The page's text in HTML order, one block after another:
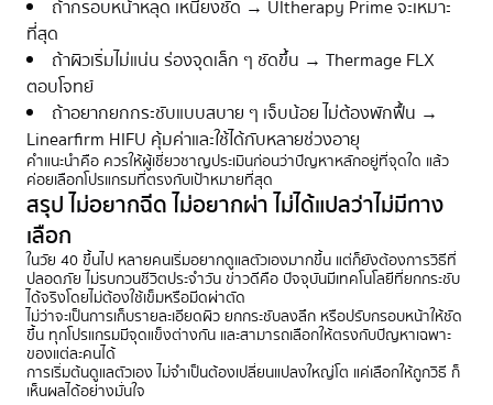
ถ้ากรอบหน้าหลุด เหนียงชัด → Ultherapy Prime จะเหมาะ
ที่สุด
ถ้าผิวเริ่มไม่แน่น ร่องจุดเล็ก ๆ ชัดขึ้น → Thermage FLX
ตอบโจทย์
ถ้าอยากยกกระชับแบบสบาย ๆ เจ็บน้อย ไม่ต้องพักฟื้น →
Linearfirm HIFU คุ้มค่าและใช้ได้กับหลายช่วงอายุ
คำแนะนำคือ ควรให้ผู้เชี่ยวชาญประเมินก่อนว่าปัญหาหลักอยู่ที่จุดใด แล้ว
ค่อยเลือกโปรแกรมที่ตรงกับเป้าหมายที่สุด
สรุป ไม่อยากฉีด ไม่อยากผ่า ไม่ได้แปลว่าไม่มีทาง
เลือก
ในวัย 40 ขึ้นไป หลายคนเริ่มอยากดูแลตัวเองมากขึ้น แต่ก็ยังต้องการวิธีที่
ปลอดภัย ไม่รบกวนชีวิตประจำวัน ข่าวดีคือ ปัจจุบันมีเทคโนโลยีที่ยกกระชับ
ได้จริงโดยไม่ต้องใช้เข็มหรือมีดผ่าตัด
ไม่ว่าจะเป็นการเก็บรายละเอียดผิว ยกกระชับลงลึก หรือปรับกรอบหน้าให้ชัด
ขึ้น ทุกโปรแกรมมีจุดแข็งต่างกัน และสามารถเลือกให้ตรงกับปัญหาเฉพาะ
ของแต่ละคนได้
การเริ่มต้นดูแลตัวเอง ไม่จำเป็นต้องเปลี่ยนแปลงใหญ่โต แค่เลือกให้ถูกวิธี ก็
เห็นผลได้อย่างมั่นใจ